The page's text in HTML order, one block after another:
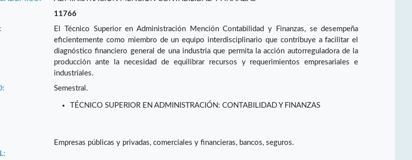
11766
El Técnico Superior en Administración Mención Contabilidad y Finanzas, se desempeña
eficientemente como miembro de un equipo interdisciplinario que contribuye a facilitar el
diagnóstico financiero general de una industria que permita la acción autorreguladora de la
producción ante la necesidad de equilibrar recursos y requerimientos empresariales e
industriales.
Semestral.
TÉCNICO SUPERIOR EN ADMINISTRACIÓN: CONTABILIDAD Y FINANZAS
Empresas públicas y privadas, comerciales y financieras, bancos, seguros.